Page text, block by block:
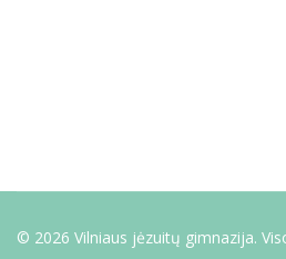
© 2026 Vilniaus jėzuitų gimnazija.